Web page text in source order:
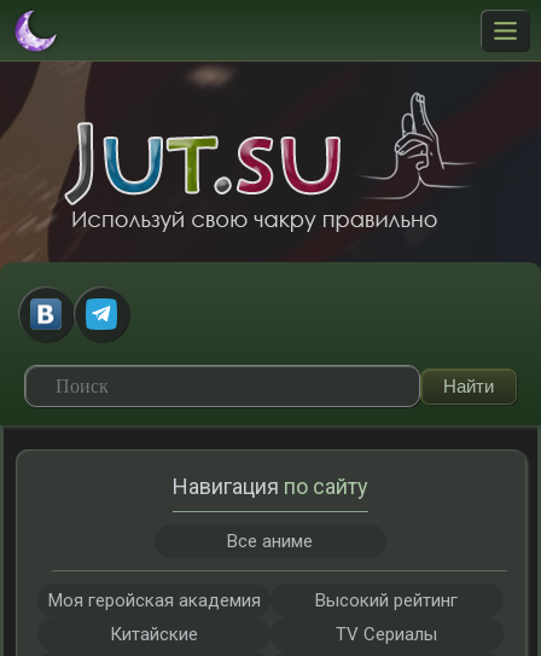
Навигация по сайту
Все аниме
Моя геройская академия
Высокий рейтинг
Китайские
TV Сериалы